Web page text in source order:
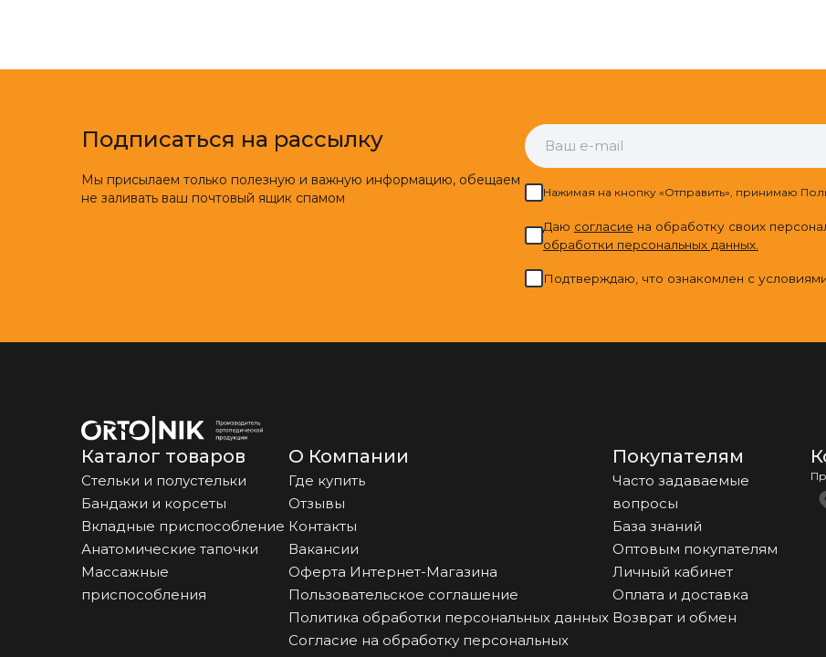
Подписаться на рассылку
Мы присылаем только полезную и важную информацию, обещаем
не заливать ваш почтовый ящик спамом
Нажимая на кнопку «Отправить», принимаю
Даю cогласие на обработку своих
обработки персональных данных.
Подтверждаю, что ознакомлен с
Каталог товаров
Стельки и полустельки
Бандажи и корсеты
Вкладные приспособление
Анатомические тапочки
Массажные
приспособления
О Компании
Где купить
Отзывы
Контакты
Вакансии
Оферта Интернет-Магазина
Пользовательское соглашение
Политика обработки персональных данных
Согласие на обработку персональных
Покупателям
Часто задаваемые
вопросы
База знаний
Оптовым покупателям
Личный кабинет
Оплата и доставка
Возврат и обмен